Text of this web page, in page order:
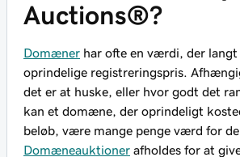
Auctions®?
Domæner har ofte en værdi, der langt
oprindelige registreringspris.
det er at huske, eller hvor godt det
kan et domæne, der oprindeligt
beløb, være mange penge værd for
Domæneauktioner afholdes for at